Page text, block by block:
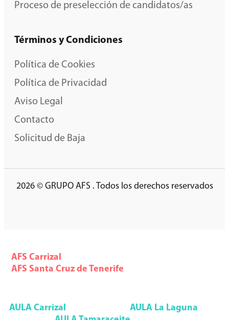
Proceso de preselección de candidatos/as
Términos y Condiciones
Política de Cookies
Política de Privacidad
Aviso Legal
Contacto
Solicitud de Baja
2026 © GRUPO AFS . Todos los derechos reservados
AFS Carrizal
AFS Santa Cruz de Tenerife
AULA Carrizal AULA La Laguna